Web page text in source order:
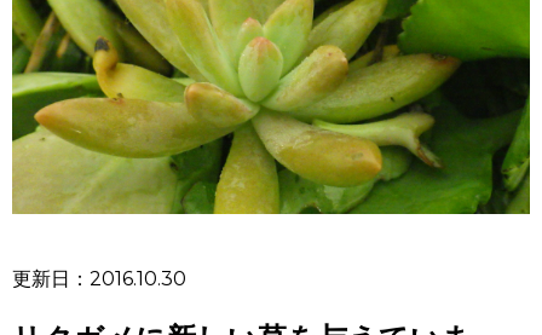
更新日：2016.10.30